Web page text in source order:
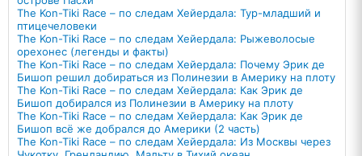
The Kon-Tiki Race – по следам Хейердала: Тур-младший и
птицечеловеки
The Kon-Tiki Race – по следам Хейердала: Рыжеволосые
орехонес (легенды и факты)
The Kon-Tiki Race – по следам Хейердала: Почему Эрик де
Бишоп решил добираться из Полинезии в Америку на плоту
The Kon-Tiki Race – по следам Хейердала: Как Эрик де
Бишоп добирался из Полинезии в Америку на плоту
The Kon-Tiki Race – по следам Хейердала: Как Эрик де
Бишоп всё же добрался до Америки (2 часть)
The Kon-Tiki Race – по следам Хейердала: Из Москвы через